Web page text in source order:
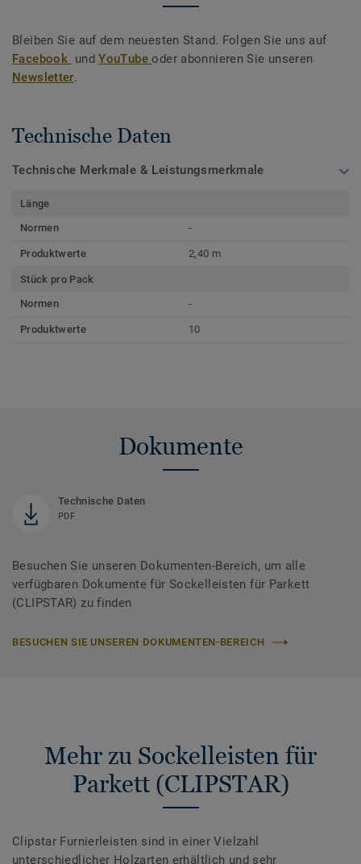
Bleiben Sie auf dem neuesten Stand. Folgen Sie uns auf
Facebook undYouTubeoder abonnieren Sie unseren
Newsletter.
Technische Daten
Technische Merkmale & Leistungsmerkmale
Länge
Normen
-
Produktwerte 2,40 m
Stück pro Pack
Normen
-
Produktwerte 10
Dokumente
Technische Daten
PDF
Besuchen Sie unseren Dokumenten-Bereich, um alle
verfügbaren Dokumente für Sockelleisten für Parkett
(CLIPSTAR) zu finden
BESUCHEN SIE UNSEREN DOKUMENTEN-BEREICH
Mehr zu Sockelleisten für
Parkett (CLIPSTAR)
Clipstar Furnierleisten sind in einer Vielzahl
unterschiedlicher Holzarten erhältlich und sehr